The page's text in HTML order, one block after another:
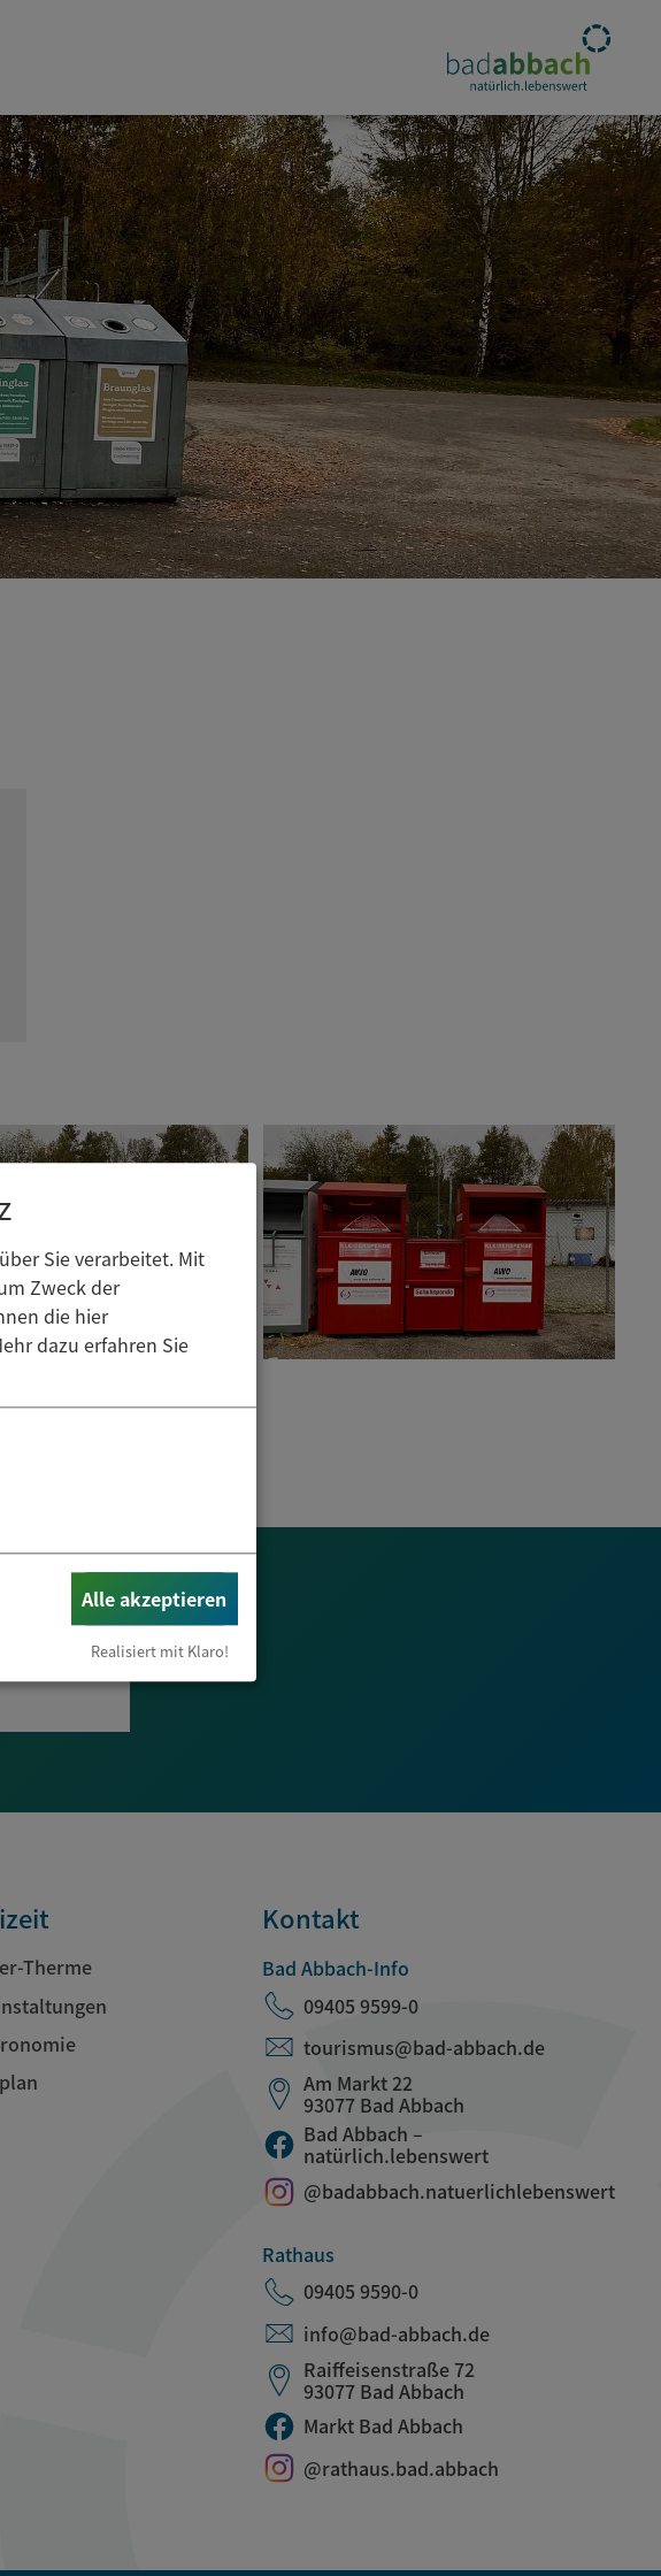
Therme
Kontakt
Bad Abbach-Info
09405 9599-0
tourismus@bad-abbach.de
Am Markt 22
93077 Bad Abbach
Bad Abbach –
natürlich.lebenswert
@badabbach.natuerlichlebenswert
Rathaus
09405 9590-0
info@bad-abbach.de
Raiffeisenstraße 72
93077 Bad Abbach
Markt Bad Abbach
@rathaus.bad.abbach
Sie verarbeitet. Mit
Zweck der
die hier
dazu erfahren Sie
Alle akzeptieren
Realisiert mit Klaro!